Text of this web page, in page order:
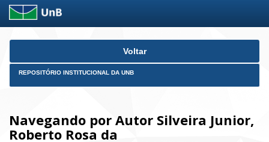
Skip
Voltar
REPOSITÓRIO INSTITUCIONAL DA UNB
Navegando por Autor Silveira Junior,
Roberto Rosa da